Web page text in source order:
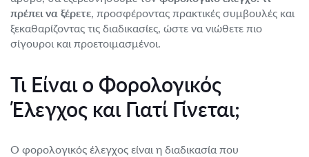
πρέπει να ξέρετε, προσφέροντας πρακτικές συμβουλές και
ξεκαθαρίζοντας τις διαδικασίες, ώστε να νιώθετε πιο
σίγουροι και προετοιμασμένοι.
Τι Είναι ο Φορολογικός
Έλεγχος και Γιατί Γίνεται;
Ο φορολογικός έλεγχος είναι η διαδικασία που